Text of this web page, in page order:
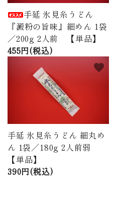
手延 氷見糸うどん
『澱粉の旨味』細めん 1袋
／200g 2人前 【単品】
455円(税込)
手延 氷見糸うどん 細丸め
ん 1袋／180g 2人前弱
【単品】
390円(税込)
favorite